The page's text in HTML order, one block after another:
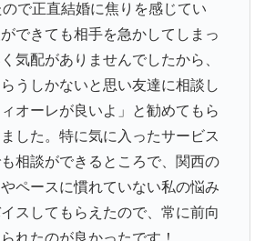
で正直結婚に焦りを感じてい
できても相手を急かしてしまっ
気配がありませんでしたから、
うしかないと思い友達に相談し
オーレが良いよ」と勧めてもら
した。特に気に入ったサービス
相談ができるところで、関西の
ペースに慣れていない私の悩み
スしてもらえたので、常に前向